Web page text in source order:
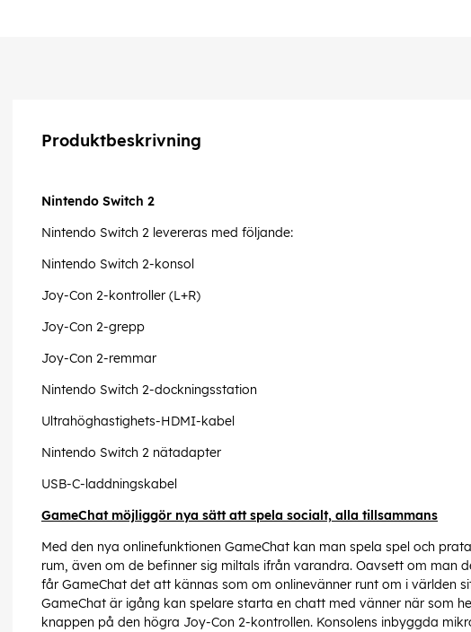
Produktbeskrivning
Nintendo Switch 2
Nintendo Switch 2 levereras med följande:
Nintendo Switch 2-konsol
Joy-Con 2-kontroller (L+R)
Joy-Con 2-grepp
Joy-Con 2-remmar
Nintendo Switch 2-dockningsstation
Ultrahöghastighets-HDMI-kabel
Nintendo Switch 2 nätadapter
USB-C-laddningskabel
GameChat möjliggör nya sätt att spela socialt, alla tillsammans
Med den nya onlinefunktionen GameChat kan man spela spel och
rum, även om de befinner sig miltals ifrån varandra. Oavsett om man
får GameChat det att kännas som om onlinevänner runt om i världen
GameChat är igång kan spelare starta en chatt med vänner när som
knappen på den högra Joy-Con 2-kontrollen. Konsolens inbyggda